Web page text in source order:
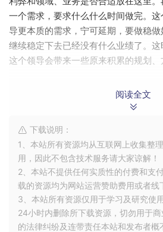
一个需求，要求什么什么时间做完。
导更本质的需求，宁可延期，要做稳做
继续稳定下去已经没有什么业绩了。这
这个领导会带来一些原来积累的规划、
总之，这个面试者可能有这些能力，但
人员，先考察硬实力，所以很自然的先
感觉就是没有想法，在工作过程中思考
拿一个后台管理系统来说，要对重要数
一般需要审核、审计，敏感数据脱敏
这整套流程串联起来，需要一个工作流
流引擎。目前有些数据脱敏已经用上了
术。这里面每一步都涉及知识点。
阅读全文
下载说明：
1、本站所有资源均从互联网上收集整
用，因此不包含技术服务请大家谅解！
2、本站不提供任何实质性的付费和支
载的资源均为网站运营赞助费用或者线
3、本站所有资源仅用于学习及研究使
24小时内删除所下载资源，切勿用于
的法律纠纷及连带责任本站和发布者概